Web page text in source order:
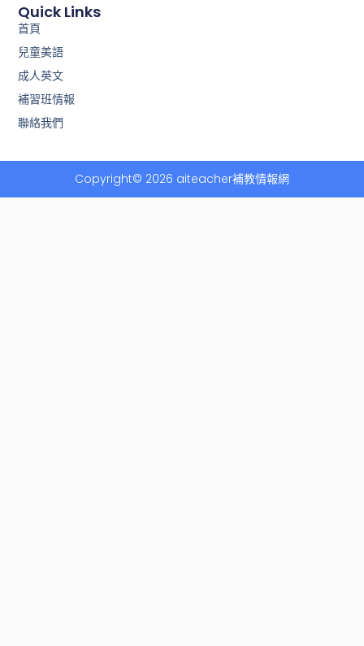
e
b
o
o
k
-
f
e
Quick Links
首頁
兒童美語
成人英文
補習班情報
聯絡我們
Copyright© 2026 aiteacher補教情報網